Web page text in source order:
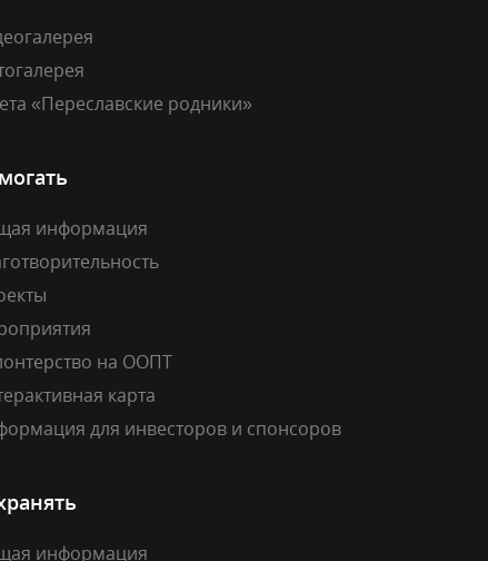
«Переславские родники»
информация
на ООПТ
карта
для инвесторов и спонсоров
информация